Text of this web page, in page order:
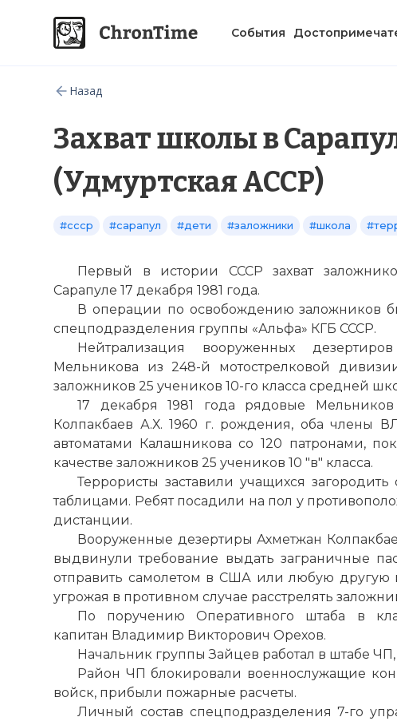
События
Назад
Захват школы в
(Удмуртская АССР)
#ссср #сарапул #дети #заложники #школа
Первый в истории СССР захват
Сарапуле 17 декабря 1981 года.
В операции по освобождению заложников
спецподразделения группы «Альфа» КГБ СССР.
Нейтрализация вооруженных
Мельникова из 248-й мотострелковой
заложников 25 учеников 10-го класса средней
17 декабря 1981 года рядовые
Колпакбаев А.Х. 1960 г. рождения, оба члены
автоматами Калашникова со 120 патронами,
качестве заложников 25 учеников 10 "в" класса.
Террористы заставили учащихся
таблицами. Ребят посадили на пол у
дистанции.
Вооруженные дезертиры Ахметжан
выдвинули требование выдать заграничные
отправить самолетом в США или любую другую
угрожая в противном случае расстрелять
По поручению Оперативного штаба в
капитан Владимир Викторович Орехов.
Начальник группы Зайцев работал в штабе
Район ЧП блокировали военнослужащие
войск, прибыли пожарные расчеты.
Личный состав спецподразделения 7-го